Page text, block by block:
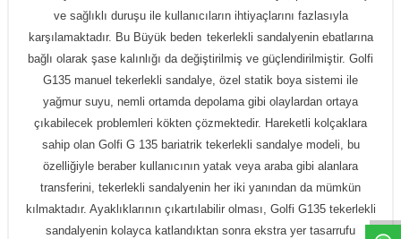
WhatappDesteHatt
ve sağlıklı duruşu ile kullanıcıların ihtiyaçlarını fazlasıyla
karşılamaktadır. Bu Büyük beden tekerlekli sandalyenin ebatlarına
bağlı olarak şase kalınlığı da değiştirilmiş ve güçlendirilmiştir. Golfi
G135 manuel tekerlekli sandalye, özel statik boya sistemi ile
yağmur suyu, nemli ortamda depolama gibi olaylardan ortaya
çıkabilecek problemleri kökten çözmektedir. Hareketli kolçaklara
sahip olan Golfi G 135 bariatrik tekerlekli sandalyemodeli, bu
özelliğiyle beraber kullanıcının yatak veya araba gibi alanlara
transferini, tekerlekli sandalyenin her iki yanından da mümkün
kılmaktadır. Ayaklıklarının çıkartılabilir olması, Golfi G135 tekerlekli
sandalyenin kolayca katlandıktan sonra ekstra yer tasarrufu